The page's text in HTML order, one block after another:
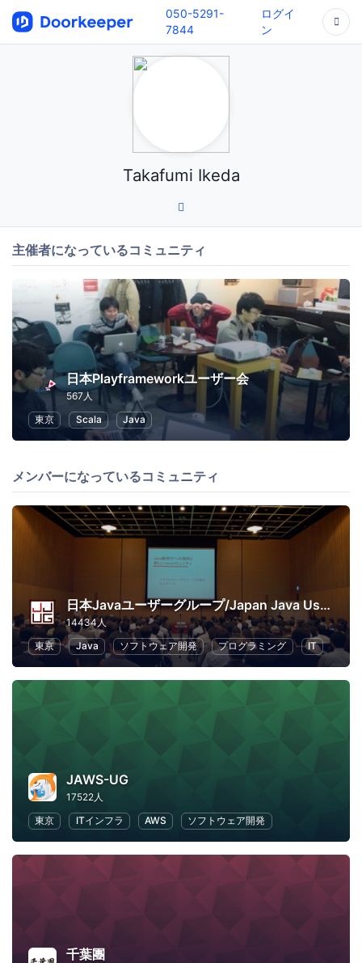
050-5291-
7844
ログイ
ン
Takafumi Ikeda
主催者になっているコミュニティ
日本Playframeworkユーザー会
567人
東京
Scala Java
メンバーになっているコミュニティ
日本Javaユーザーグループ/Japan Java User Group
14434人
東京
Java ソフトウェア開発 プログラミング IT
JAWS-UG
17522人
東京
ITインフラ AWS ソフトウェア開発
千葉團